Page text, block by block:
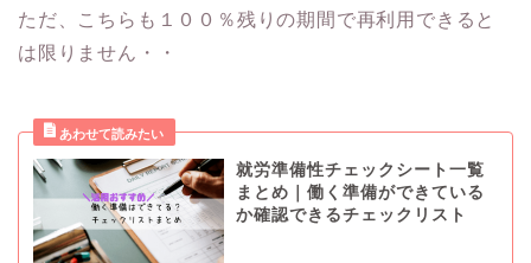
ただ、こちらも１００％残りの期間で再利用できると
は限りません・・
就労準備性チェックシート一覧
まとめ｜働く準備ができている
か確認できるチェックリスト